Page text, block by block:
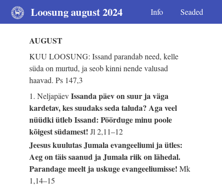
Loosung august 2024 Info Seaded
AUGUST
KUU LOOSUNG: Issand parandab need, kelle
süda on murtud, ja seob kinni nende valusad
haavad.Ps 147,3
1. NeljapäevIssanda päev on suur ja väga
kardetav, kes suudaks seda taluda? Aga veel
nüüdki ütleb Issand: Pöörduge minu poole
kõigest südamest!Jl 2,11–12
Jeesus kuulutas Jumala evangeeliumi ja ütles:
Aeg on täis saanud ja Jumala riik on lähedal.
Parandage meelt ja uskuge evangeeliumisse!Mk
1,14–15